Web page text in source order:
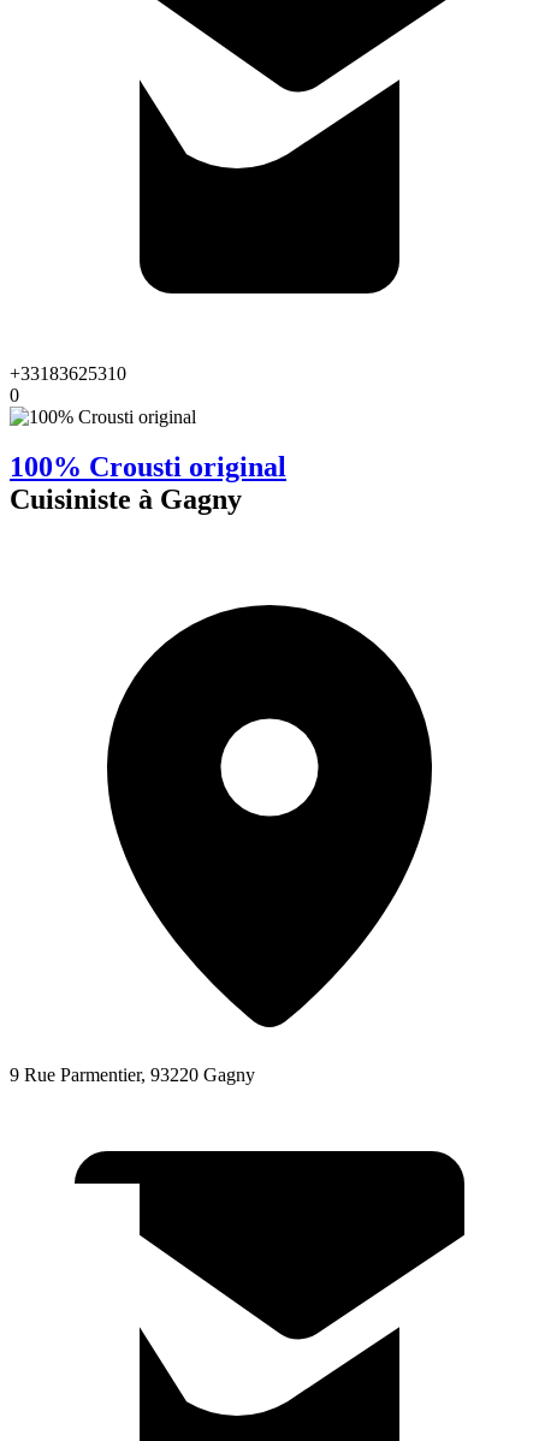
+33183625310
0
100% Crousti original
Cuisiniste à Gagny
9 Rue Parmentier, 93220 Gagny